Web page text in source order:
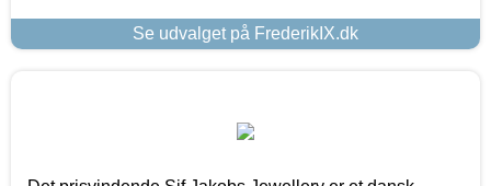
Se udvalget på FrederikIX.dk